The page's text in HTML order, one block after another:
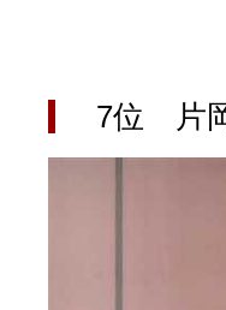
7位 片